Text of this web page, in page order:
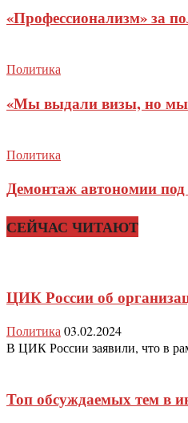
«Профессионализм» за
Политика
«Мы выдали визы, но мы
Политика
Демонтаж автономии под
СЕЙЧАС ЧИТАЮТ
ЦИК России об
Политика03.02.2024
В ЦИК России заявили, что в
Топ обсуждаемых тем в